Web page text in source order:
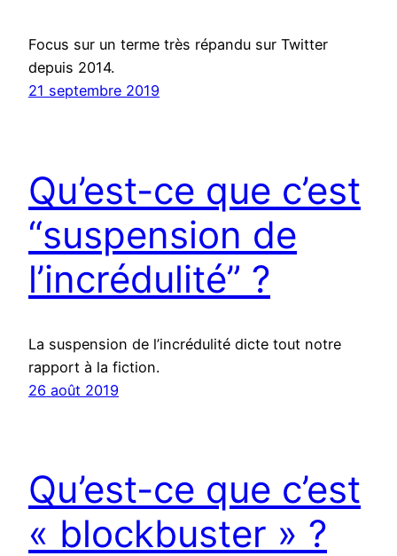
Focus sur un terme très répandu sur Twitter
depuis 2014.
21 septembre 2019
Qu’est-ce que c’est
“suspension de
l’incrédulité” ?
La suspension de l’incrédulité dicte tout notre
rapport à la fiction.
26 août 2019
Qu’est-ce que c’est
« blockbuster » ?